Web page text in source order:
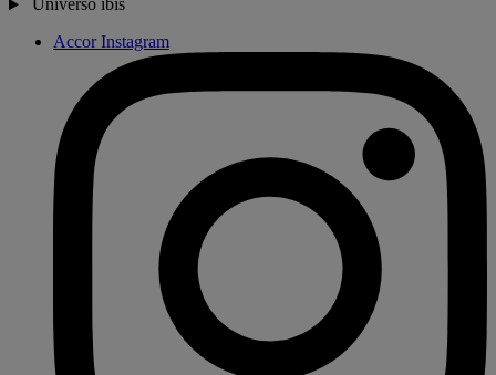
Universo ibis
Accor Instagram